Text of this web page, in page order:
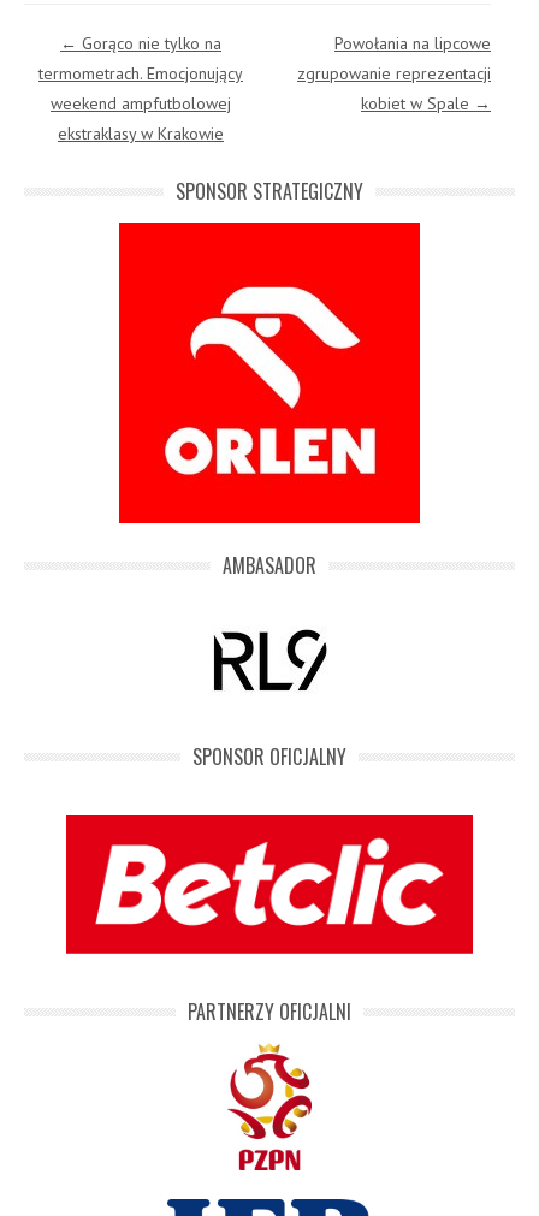
Post navigation
← Gorąco nie tylko na
termometrach. Emocjonujący
weekend ampfutbolowej
ekstraklasy w Krakowie
Powołania na lipcowe
zgrupowanie reprezentacji
kobiet w Spale →
SPONSOR STRATEGICZNY
AMBASADOR
SPONSOR OFICJALNY
PARTNERZY OFICJALNI